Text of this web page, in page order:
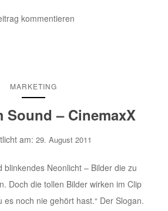
kommentieren
MARKETING
Sound – CinemaxX
am: 29. August 2011
blinkendes Neonlicht – Bilder die zu
Doch die tollen Bilder wirken im Clip
es noch nie gehört hast.“ Der Slogan.